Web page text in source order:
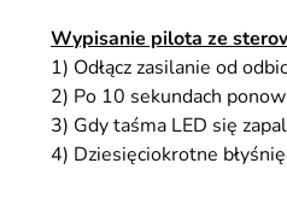
Wypisanie pilota ze
1) Odłącz zasilanie od
2) Po 10 sekundach
3) Gdy taśma LED się
4) Dziesięciokrotne